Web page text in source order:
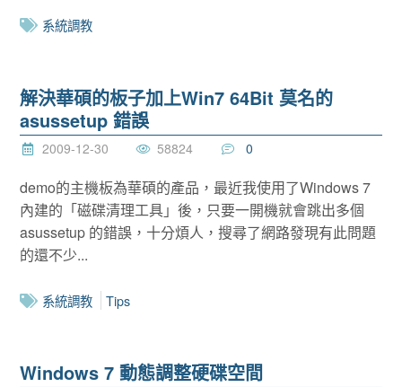
系統調教
解決華碩的板子加上Win7 64Bit 莫名的
asussetup 錯誤
2009-12-30 58824 0
demo的主機板為華碩的產品，最近我使用了Windows 7
內建的「磁碟清理工具」後，只要一開機就會跳出多個
asussetup 的錯誤，十分煩人，搜尋了網路發現有此問題
的還不少...
系統調教 Tips
Windows 7 動態調整硬碟空間